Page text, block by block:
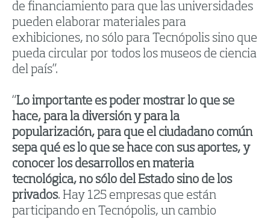
de financiamiento para que las universidades
pueden elaborar materiales para
exhibiciones, no sólo para Tecnópolis sino que
pueda circular por todos los museos de ciencia
del país”.
“Lo importante es poder mostrar lo que se
hace, para la diversión y para la
popularización, para que el ciudadano común
sepa qué es lo que se hace con sus aportes, y
conocer los desarrollos en materia
tecnológica, no sólo del Estado sino de los
privados. Hay 125 empresas que están
participando en Tecnópolis, un cambio